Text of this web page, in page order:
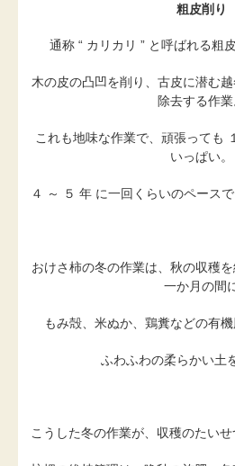
粗皮削り
通称 “ カリカリ ” と呼ばれる
木の皮の凸凹を削り、古皮に潜む
除去する作業
これも地味な作業で、頑張っても
いっぱい。
４ ～ ５ 年 に一回くらいのペース
おけさ柿の冬の作業は、秋の収穫
一か月の間
もみ殻、米ぬか、鶏糞などの有
ふわふわの柔らかい土
こうした冬の作業が、収穫のたいせ